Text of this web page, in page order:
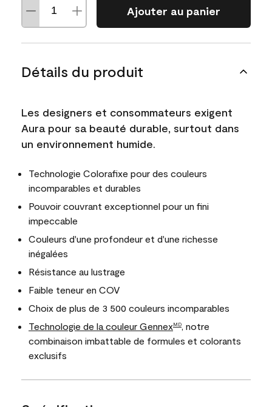
Ajouter au panier
Détails du produit
Les designers et consommateurs exigent
Aura pour sa beauté durable, surtout dans
un environnement humide.
Technologie Colorafixe pour des couleurs
incomparables et durables
Pouvoir couvrant exceptionnel pour un fini
impeccable
Couleurs d'une profondeur et d'une richesse
inégalées
Résistance au lustrage
Faible teneur en COV
Choix de plus de 3 500 couleurs incomparables
Technologie de la couleur GennexMD, notre
combinaison imbattable de formules et colorants
exclusifs